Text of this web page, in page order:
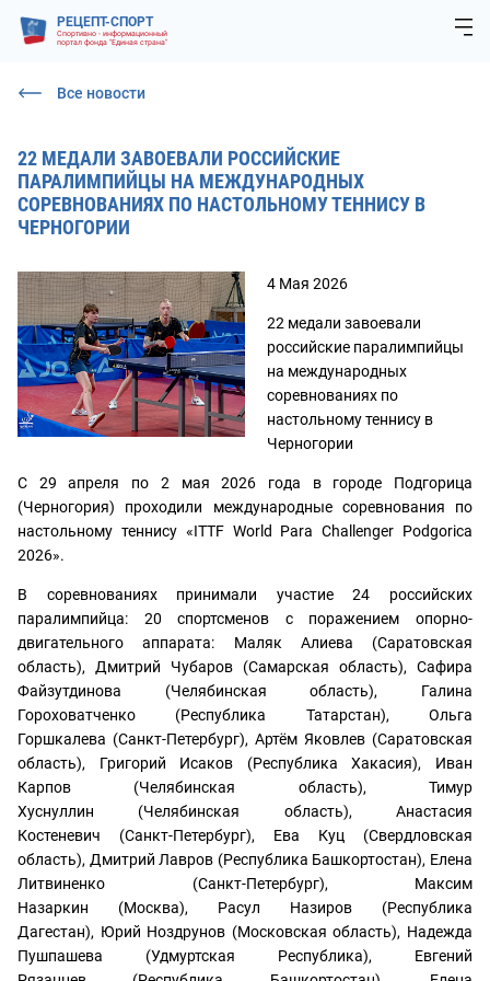
РЕЦЕПТ-СПОРТ
Спортивно - информационный
портал фонда "Единая страна"
Все новости
22 МЕДАЛИ ЗАВОЕВАЛИ РОССИЙСКИЕ
ПАРАЛИМПИЙЦЫ НА МЕЖДУНАРОДНЫХ
СОРЕВНОВАНИЯХ ПО НАСТОЛЬНОМУ ТЕННИСУ В
ЧЕРНОГОРИИ
4 Мая 2026
22 медали завоевали
российские паралимпийцы
на международных
соревнованиях по
настольному теннису в
Черногории
С 29 апреля по 2 мая 2026 года в городе Подгорица
(Черногория) проходили международные соревнования по
настольному теннису «ITTF World Para Challenger Podgorica
2026».
В соревнованиях принимали участие 24 российских
паралимпийца: 20 спортсменов с поражением опорно-
двигательного аппарата: Маляк Алиева (Саратовская
область), Дмитрий Чубаров (Самарская область), Сафира
Файзутдинова (Челябинская область), Галина
Гороховатченко (Республика Татарстан), Ольга
Горшкалева (Санкт-Петербург), Артём Яковлев (Саратовская
область), Григорий Исаков (Республика Хакасия), Иван
Карпов (Челябинская область), Тимур
Хуснуллин (Челябинская область), Анастасия
Костеневич (Санкт-Петербург), Ева Куц (Свердловская
область), Дмитрий Лавров (Республика Башкортостан), Елена
Литвиненко (Санкт-Петербург), Максим
Назаркин (Москва), Расул Назиров (Республика
Дагестан), Юрий Ноздрунов (Московская область), Надежда
Пушпашева (Удмуртская Республика), Евгений